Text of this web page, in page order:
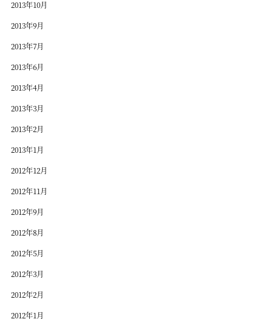
2013年10月
2013年9月
2013年7月
2013年6月
2013年4月
2013年3月
2013年2月
2013年1月
2012年12月
2012年11月
2012年9月
2012年8月
2012年5月
2012年3月
2012年2月
2012年1月